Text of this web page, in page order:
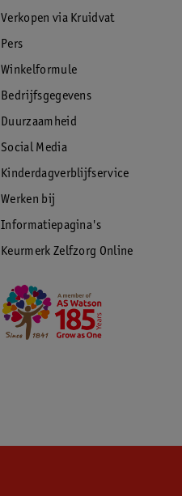
Verkopen via Kruidvat
Pers
Winkelformule
Bedrijfsgegevens
Duurzaamheid
Social Media
Kinderdagverblijfservice
Werken bij
Informatiepagina's
Keurmerk Zelfzorg Online